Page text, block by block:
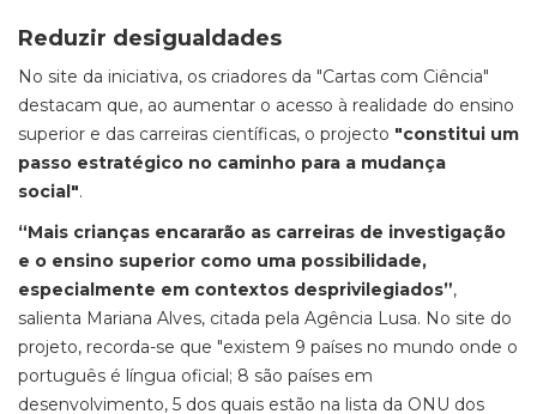
Reduzir desigualdades
No site da iniciativa, os criadores da "Cartas com Ciência"
destacam que, ao aumentar o acesso à realidade do ensino
superior e das carreiras científicas, o projecto "constitui um
passo estratégico no caminho para a mudança
social".
“Mais crianças encararão as carreiras de investigação
e o ensino superior como uma possibilidade,
especialmente em contextos desprivilegiados”,
salienta Mariana Alves, citada pela Agência Lusa. No site do
projeto, recorda-se que "existem 9 países no mundo onde o
português é língua oficial; 8 são países em
desenvolvimento, 5 dos quais estão na lista da ONU dos